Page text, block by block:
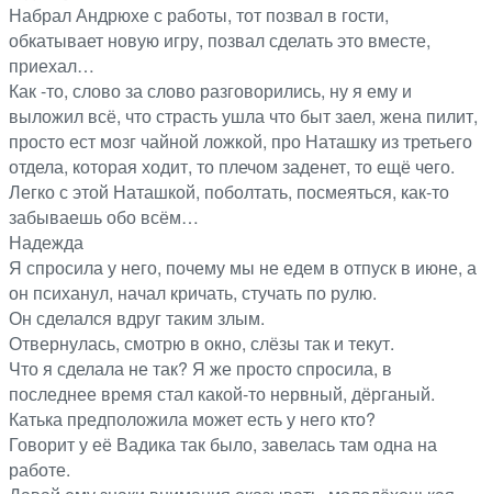
Набрал Андрюхе с работы, тот позвал в гости,
обкатывает новую игру, позвал сделать это вместе,
приехал…
Как -то, слово за слово разговорились, ну я ему и
выложил всё, что страсть ушла что быт заел, жена пилит,
просто ест мозг чайной ложкой, про Наташку из третьего
отдела, которая ходит, то плечом заденет, то ещё чего.
Легко с этой Наташкой, поболтать, посмеяться, как-то
забываешь обо всём…
Надежда
Я спросила у него, почему мы не едем в отпуск в июне, а
он психанул, начал кричать, стучать по рулю.
Он сделался вдруг таким злым.
Отвернулась, смотрю в окно, слёзы так и текут.
Что я сделала не так? Я же просто спросила, в
последнее время стал какой-то нервный, дёрганый.
Катька предположила может есть у него кто?
Говорит у её Вадика так было, завелась там одна на
работе.